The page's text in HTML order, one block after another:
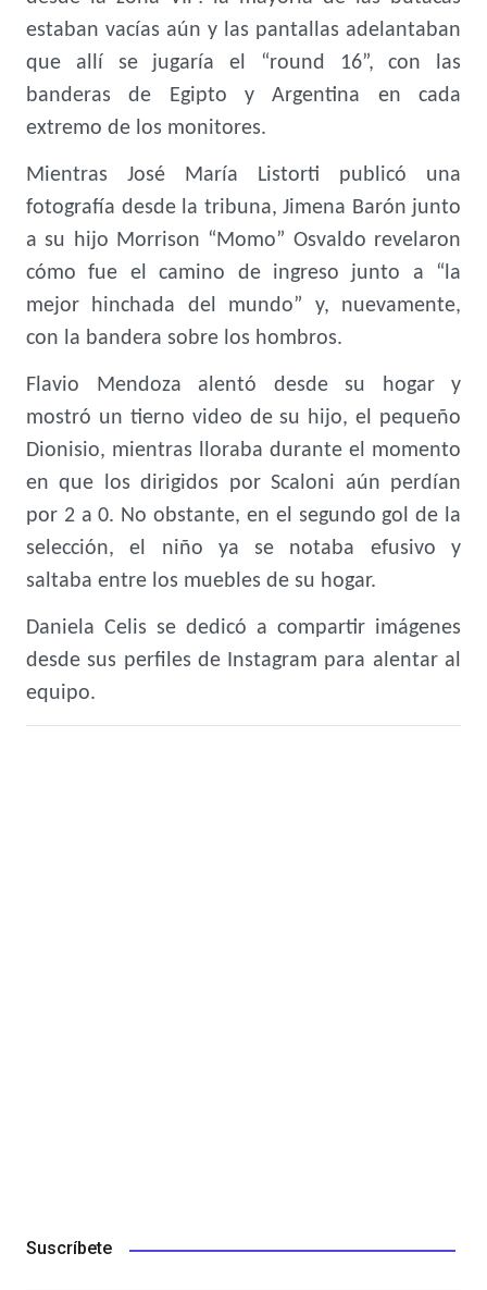
estaban vacías aún y las pantallas adelantaban
que allí se jugaría el “round 16”, con las
banderas de Egipto y Argentina en cada
extremo de los monitores.
Mientras José María Listorti publicó una
fotografía desde la tribuna, Jimena Barón junto
a su hijo Morrison “Momo” Osvaldo revelaron
cómo fue el camino de ingreso junto a “la
mejor hinchada del mundo” y, nuevamente,
con la bandera sobre los hombros.
Flavio Mendoza alentó desde su hogar y
mostró un tierno video de su hijo, el pequeño
Dionisio, mientras lloraba durante el momento
en que los dirigidos por Scaloni aún perdían
por 2 a 0. No obstante, en el segundo gol de la
selección, el niño ya se notaba efusivo y
saltaba entre los muebles de su hogar.
Daniela Celis se dedicó a compartir imágenes
desde sus perfiles de Instagram para alentar al
equipo.
Suscríbete